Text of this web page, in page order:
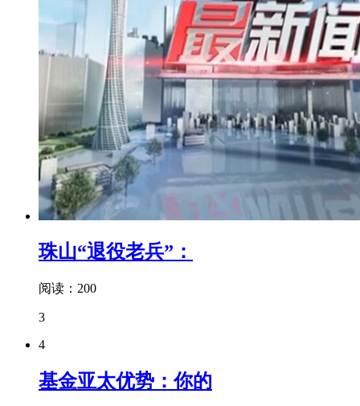
珠山“退役老兵”：
阅读：200
3
4
基金亚太优势：你的